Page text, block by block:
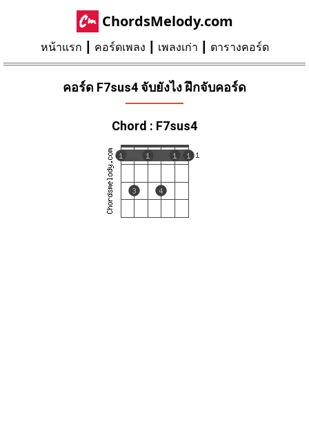
ChordsMelody.com
หน้าแรก คอร์ดเพลง เพลงเก่า ตารางคอร์ด
คอร์ด F7sus4 จับยังไง ฝึกจับคอร์ด
Chord : F7sus4